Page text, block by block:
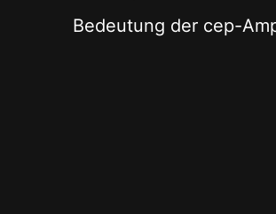
Bedeutung der cep-